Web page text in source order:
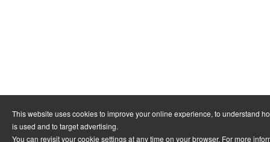
This website uses cookies to improve your online experience, to understand
is used and to target advertising.
You can revisit your cookie settings at any time on your browser. For more